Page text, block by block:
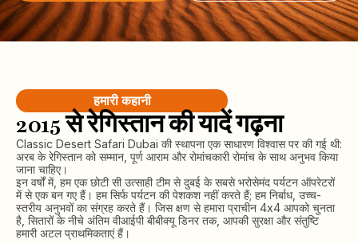
हमारी कहानी
2015 से रेगिस्तान की यादें गढ़ना
Classic Desert Safari Dubai की स्थापना एक साधारण विश्वास पर की गई थी:
अरब के रेगिस्तान को सम्मान, पूर्ण आराम और रोमांचकारी रोमांच के साथ अनुभव किया
जाना चाहिए।
इन वर्षों में, हम एक छोटी सी उत्साही टीम से दुबई के सबसे भरोसेमंद पर्यटन ऑपरेटरों
में से एक बन गए हैं। हम सिर्फ पर्यटन की पेशकश नहीं करते हैं; हम निर्बाध, उच्च-
स्तरीय अनुभवों का संग्रह करते हैं। जिस क्षण से हमारा प्राचीन 4x4 आपको चुनता
है, सितारों के नीचे अंतिम वीआईपी बीबीक्यू डिनर तक, आपकी सुरक्षा और संतुष्टि
हमारी अटल प्राथमिकताएं हैं।